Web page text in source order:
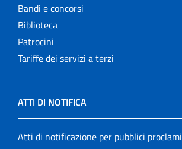
Bandi e concorsi
Biblioteca
Patrocini
Tariffe dei servizi a terzi
ATTI DI NOTIFICA
Atti di notificazione per pubblici proclami